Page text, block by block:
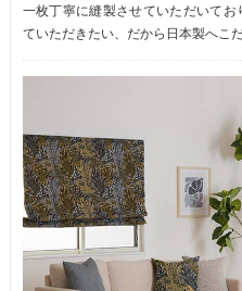
一枚丁寧に縫製させていただいて
ていただきたい、だから日本製へこ